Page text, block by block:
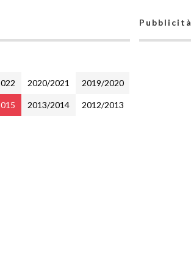
2020/2021 2019/2020
2013/2014 2012/2013
Pubblicità